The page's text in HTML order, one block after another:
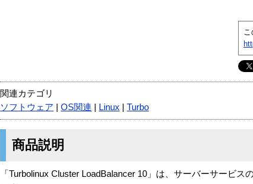
関連カテゴリ
ソフトウェア
OS関連 Linux Turbo
商品説明
「Turbolinux Cluster LoadBalancer 10」は、サーバーサービ